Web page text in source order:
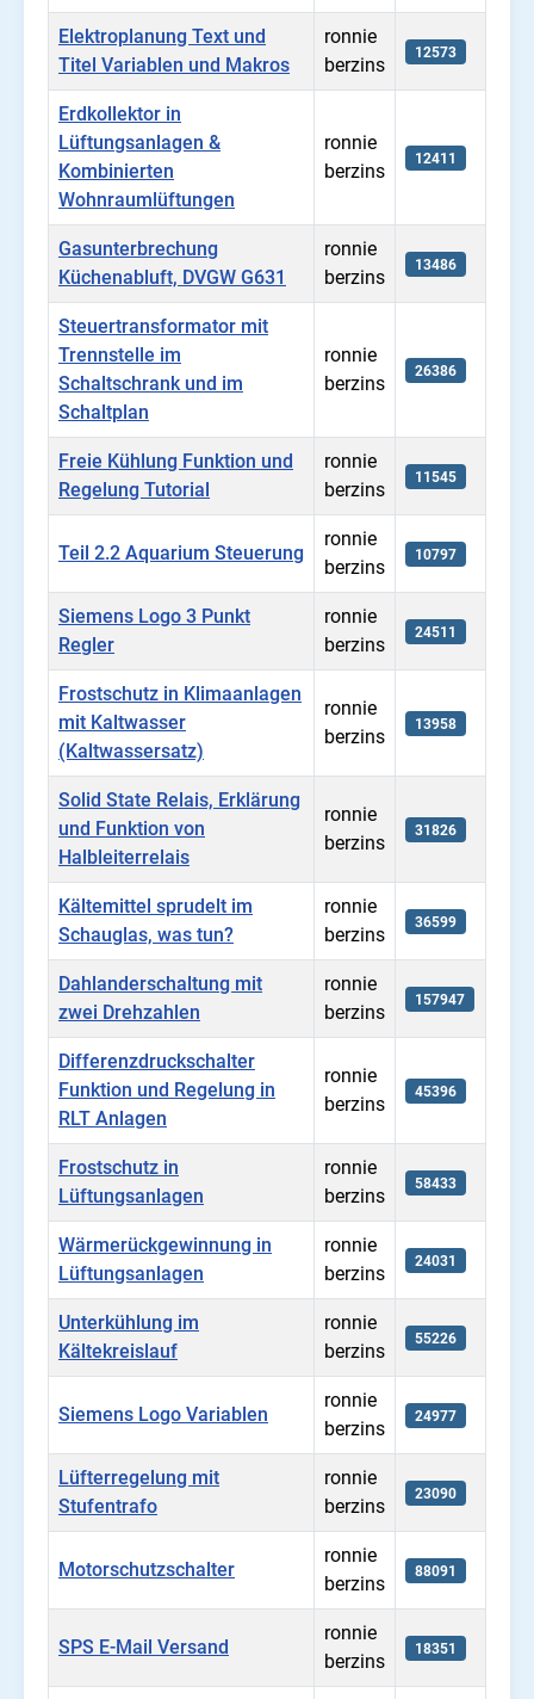
Elektroplanung Text und
Titel Variablen und Makros
ronnie
berzins
12573
Erdkollektor in
Lüftungsanlagen &
Kombinierten
Wohnraumlüftungen
ronnie
berzins
12411
Gasunterbrechung
Küchenabluft, DVGW G631
ronnie
berzins
13486
Steuertransformator mit
Trennstelle im
Schaltschrank und im
Schaltplan
ronnie
berzins
26386
Freie Kühlung Funktion und
Regelung Tutorial
ronnie
berzins
11545
Teil 2.2 Aquarium Steuerung
ronnie
berzins
10797
Siemens Logo 3 Punkt
Regler
ronnie
berzins
24511
Frostschutz in Klimaanlagen
mit Kaltwasser
(Kaltwassersatz)
ronnie
berzins
13958
Solid State Relais, Erklärung
und Funktion von
Halbleiterrelais
ronnie
berzins
31826
Kältemittel sprudelt im
Schauglas, was tun?
ronnie
berzins
36599
Dahlanderschaltung mit
zwei Drehzahlen
ronnie
berzins
157947
Differenzdruckschalter
Funktion und Regelung in
RLT Anlagen
ronnie
berzins
45396
Frostschutz in
Lüftungsanlagen
ronnie
berzins
58433
Wärmerückgewinnung in
Lüftungsanlagen
ronnie
berzins
24031
Unterkühlung im
Kältekreislauf
ronnie
berzins
55226
Siemens Logo Variablen
ronnie
berzins
24977
Lüfterregelung mit
Stufentrafo
ronnie
berzins
23090
Motorschutzschalter
ronnie
berzins
88091
SPS E-Mail Versand
ronnie
berzins
18351